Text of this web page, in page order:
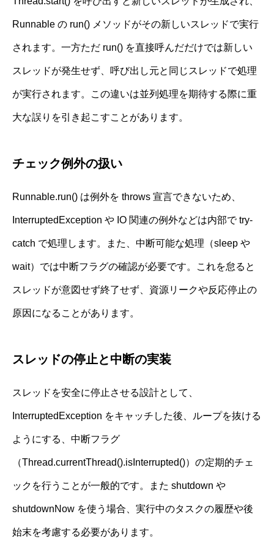
Runnable の run() メソッドがその新しいスレッドで実行
されます。一方ただ run() を直接呼んだだけでは新しい
スレッドが発生せず、呼び出し元と同じスレッドで処理
が実行されます。この違いは並列処理を期待する際に重
大な誤りを引き起こすことがあります。
チェック例外の扱い
Runnable.run() は例外を throws 宣言できないため、
InterruptedException や IO 関連の例外などは内部で try-
catch で処理します。また、中断可能な処理（sleep や
wait）では中断フラグの確認が必要です。これを怠ると
スレッドが意図せず終了せず、資源リークや反応停止の
原因になることがあります。
スレッドの停止と中断の実装
スレッドを安全に停止させる設計として、
InterruptedException をキャッチした後、ループを抜ける
ようにする、中断フラグ
（Thread.currentThread().isInterrupted()）の定期的チェ
ックを行うことが一般的です。また shutdown や
shutdownNow を使う場合、実行中のタスクの履歴や後
始末を考慮する必要があります。